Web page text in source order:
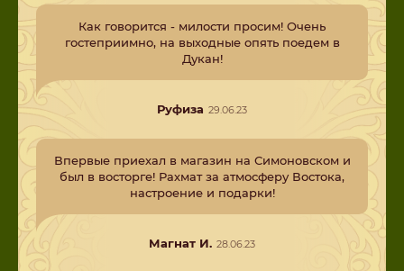
Как говорится - милости просим! Очень
гостеприимно, на выходные опять поедем в
Дукан!
Руфиза 29.06.23
Впервые приехал в магазин на Симоновском и
был в восторге! Рахмат за атмосферу Востока,
настроение и подарки!
Магнат И. 28.06.23